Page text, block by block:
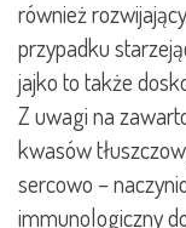
również
przypadku
jajko to także
Z uwagi na
kwasów
sercowo –
immunologiczny